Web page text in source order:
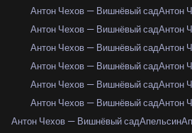
Антон Чехов — Вишнёвый садАнтон
Антон Чехов — Вишнёвый садАнтон
Антон Чехов — Вишнёвый садАнтон
Антон Чехов — Вишнёвый садАнтон
Антон Чехов — Вишнёвый садАнтон
Антон Чехов — Вишнёвый садАнтон
Антон Чехов — Вишнёвый садАпельсин